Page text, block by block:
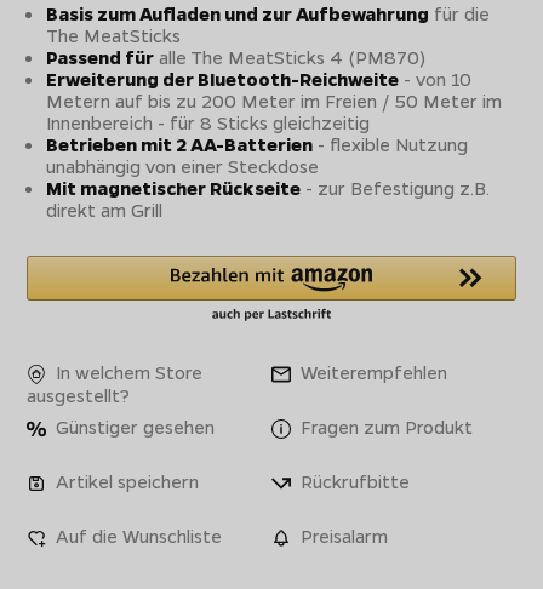
Basis zum Aufladen und zur Aufbewahrung für die
The MeatSticks
Passend für alle The MeatSticks 4 (PM870)
Erweiterung der Bluetooth-Reichweite - von 10
Metern auf bis zu 200 Meter im Freien / 50 Meter im
Innenbereich - für 8 Sticks gleichzeitig
Betrieben mit 2 AA-Batterien - flexible Nutzung
unabhängig von einer Steckdose
Mit magnetischer Rückseite - zur Befestigung z.B.
direkt am Grill
In welchem Store
ausgestellt?
Weiterempfehlen
Günstiger gesehen Fragen zum Produkt
Artikel speichern Rückrufbitte
Auf die Wunschliste Preisalarm